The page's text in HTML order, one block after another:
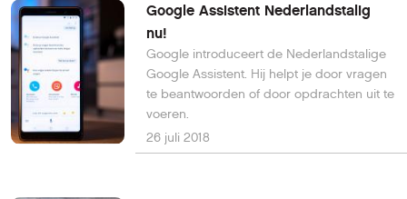
Google Assistent Nederlandstalig
nu!
Google introduceert de Nederlandstalige
Google Assistent. Hij helpt je door vragen
te beantwoorden of door opdrachten uit te
voeren.
26 juli 2018